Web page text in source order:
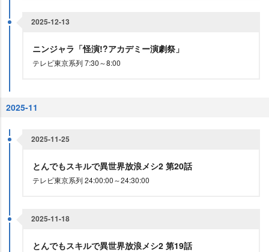
2025-12-13
ニンジャラ「怪演!?アカデミー演劇祭」
テレビ東京系列 7:30～8:00
2025-11
2025-11-25
とんでもスキルで異世界放浪メシ2 第20話
テレビ東京系列 24:00:00～24:30:00
2025-11-18
とんでもスキルで異世界放浪メシ2 第19話